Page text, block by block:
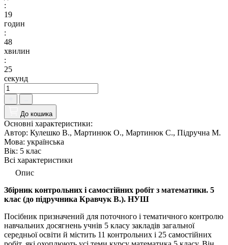
:
19
годин
:
48
хвилин
:
24
секунд
До кошика
Основні характеристики:
Автор: Кулешко В., Мартинюк О., Мартинюк С., Підручна М.
Мова: українська
Вік: 5 клас
Всі характеристики
Опис
Збірник контрольних і самостійних робіт з математики. 5
клас (до підручника Кравчук В.). НУШ
Посібник призначений для поточного і тематичного контролю
навчальних досягнень учнів 5 класу закладів загальної
середньої освіти й містить 11 контрольних і 25 самостійних